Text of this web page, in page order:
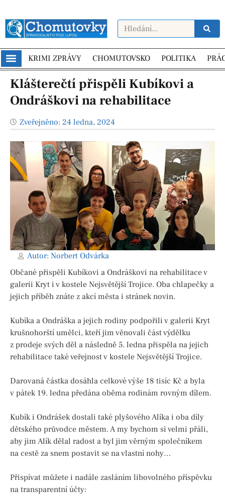
KRIMI ZPRÁVY CHOMUTOVSKO POLITIKA
Klášterečtí přispěli Kubíkovi a
Ondráškovi na rehabilitace
Zveřejněno: 24 ledna, 2024
Autor: Norbert Odvárka
Občané přispěli Kubíkovi a Ondráškovi na rehabilitace v
galerii Kryt i v kostele Nejsvětější Trojice. Oba chlapečky a
jejich příběh znáte z akcí města i stránek novin.
Kubíka a Ondráška a jejich rodiny podpořili v galerii Kryt
krušnohorští umělci, kteří jim věnovali část výdělku
z prodeje svých děl a následně 5. ledna přispěla na jejich
rehabilitace také veřejnost v kostele Nejsvětější Trojice.
Darovaná částka dosáhla celkové výše 18 tisíc Kč a byla
v pátek 19. ledna předána oběma rodinám rovným dílem.
Kubík i Ondrášek dostali také plyšového Alíka i oba díly
dětského průvodce městem. A my bychom si velmi přáli,
aby jim Alík dělal radost a byl jim věrným společníkem
na cestě za snem postavit se na vlastní nohy…
Přispívat můžete i nadále zasláním libovolného příspěvku
na transparentní účty: